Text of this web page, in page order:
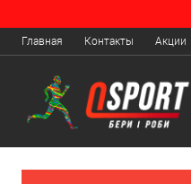
Главная Контакты Акции